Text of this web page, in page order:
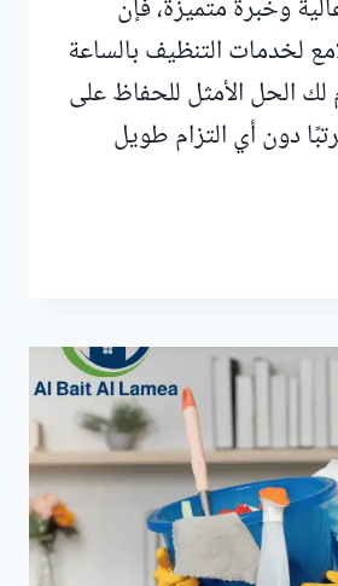
وخبرة متميزة، فإن
لخدمات التنظيف بالساعة
الحل الأمثل للحفاظ على
دون أي التزام طويل